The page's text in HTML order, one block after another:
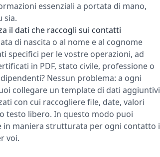
essenziali a portata di mano,
sia.
il dati che raccogli sui contatti
di nascita o al nome e al cognome
specifici per le vostre operazioni, ad
in PDF, stato civile, professione o
Nessun problema: a ogni
collegare un template di dati aggiuntivi
con cui raccogliere file, date, valori
testo libero. In questo modo puoi
in maniera strutturata per ogni contatto i
voi.